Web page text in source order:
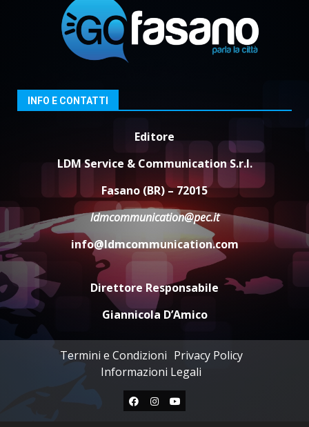
INFO E CONTATTI
Editore
LDM Service & Communication S.r.l.
Fasano (BR) – 72015
ldmcommunication@pec.it
info@ldmcommunication.com
Direttore Responsabile
Giannicola D’Amico
Termini e Condizioni Privacy Policy
Informazioni Legali
Facebook
Instagram
Youtube